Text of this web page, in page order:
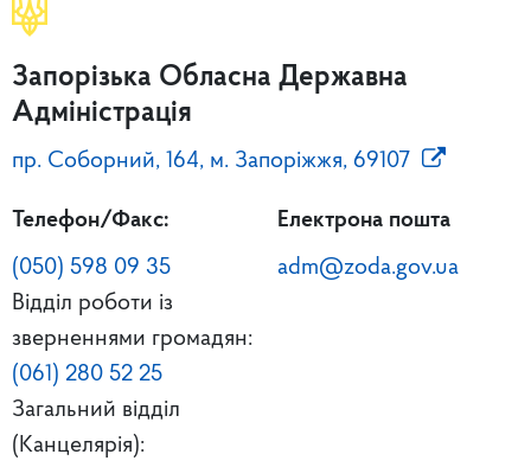
Запорізька Обласна Державна
Адміністрація
пр. Соборний, 164, м. Запоріжжя, 69107
Телефон/Факс:
(050) 598 09 35
Відділ роботи із
зверненнями громадян:
(061) 280 52 25
Загальний відділ
(Канцелярія):
Електрона пошта
adm@zoda.gov.ua